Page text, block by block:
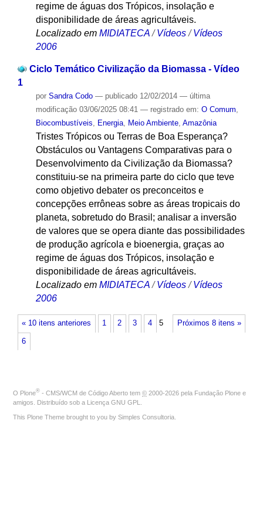
regime de águas dos Trópicos, insolação e
disponibilidade de áreas agricultáveis.
Localizado em MIDIATECA /Vídeos /Vídeos
2006
Ciclo Temático Civilização da Biomassa - Vídeo
1
por Sandra Codo — publicado12/02/2014 — última
modificação03/06/2025 08:41 — registrado em: O Comum,
Biocombustíveis, Energia, Meio Ambiente, Amazônia
Tristes Trópicos ou Terras de Boa Esperança?
Obstáculos ou Vantagens Comparativas para o
Desenvolvimento da Civilização da Biomassa?
constituiu-se na primeira parte do ciclo que teve
como objetivo debater os preconceitos e
concepções errôneas sobre as áreas tropicais do
planeta, sobretudo do Brasil; analisar a inversão
de valores que se opera diante das possibilidades
de produção agrícola e bioenergia, graças ao
regime de águas dos Trópicos, insolação e
disponibilidade de áreas agricultáveis.
Localizado em MIDIATECA /Vídeos /Vídeos
2006
« 10 itens anteriores Próximos 8 itens »
1 2 3 4 5
6
O Plone® - CMS/WCM de Código Aberto tem © 2000-2026 pela Fundação Plone e
amigos. Distribuído sob a Licença GNU GPL
This Plone Theme brought to you by Simples Consultoria